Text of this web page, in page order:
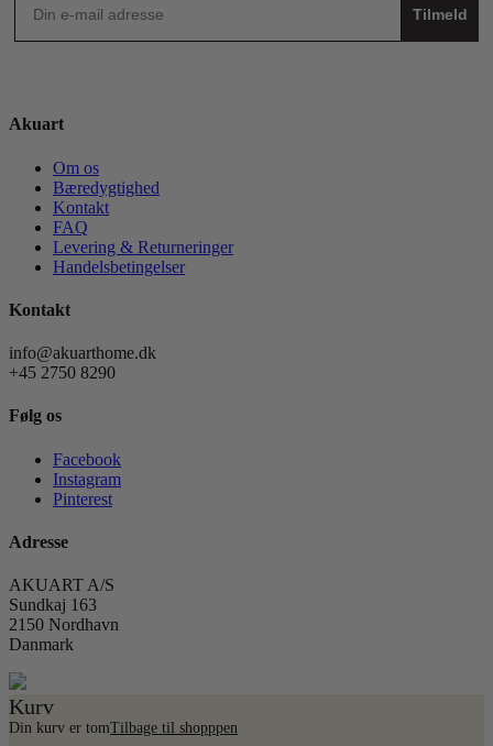
Tilmeld
Akuart
Om os
Bæredygtighed
Kontakt
FAQ
Levering & Returneringer
Handelsbetingelser
Kontakt
info@akuarthome.dk
+45 2750 8290
Følg os
Facebook
Instagram
Pinterest
Adresse
AKUART A/S
Sundkaj 163
2150 Nordhavn
Danmark
Kurv
Din kurv er tomTilbage til shopppen